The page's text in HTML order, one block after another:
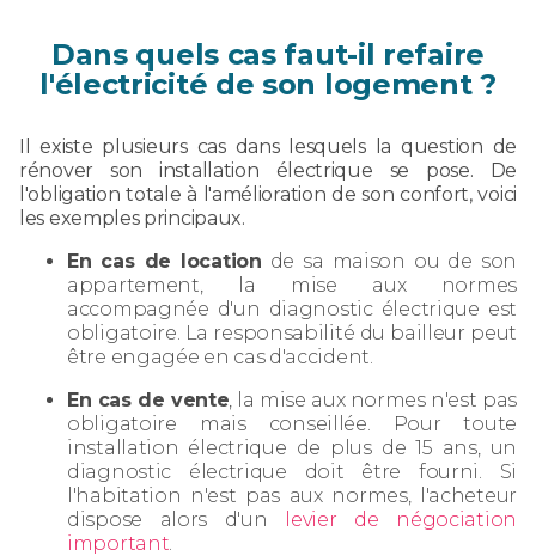
Dans quels cas faut-il refaire
l'électricité de son logement ?
Il existe plusieurs cas dans lesquels la question de
rénover son installation électrique se pose. De
l'obligation totale à l'amélioration de son confort, voici
les exemples principaux.
En cas de location de sa maison ou de son
appartement, la mise aux normes
accompagnée d'un diagnostic électrique est
obligatoire. La responsabilité du bailleur peut
être engagée en cas d'accident.
En cas de vente , la mise aux normes n'est pas
obligatoire mais conseillée. Pour toute
installation électrique de plus de 15 ans, un
diagnostic électrique doit être fourni. Si
l'habitation n'est pas aux normes, l'acheteur
dispose alors d'un
levier de négociation
important